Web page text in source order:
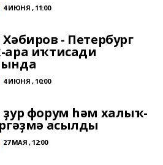
4 ИЮНЯ , 11:00
- Петербург
иҡтисади
4 ИЮНЯ , 10:00
форум һәм халыҡ-
асылды
27 МАЯ , 12:00